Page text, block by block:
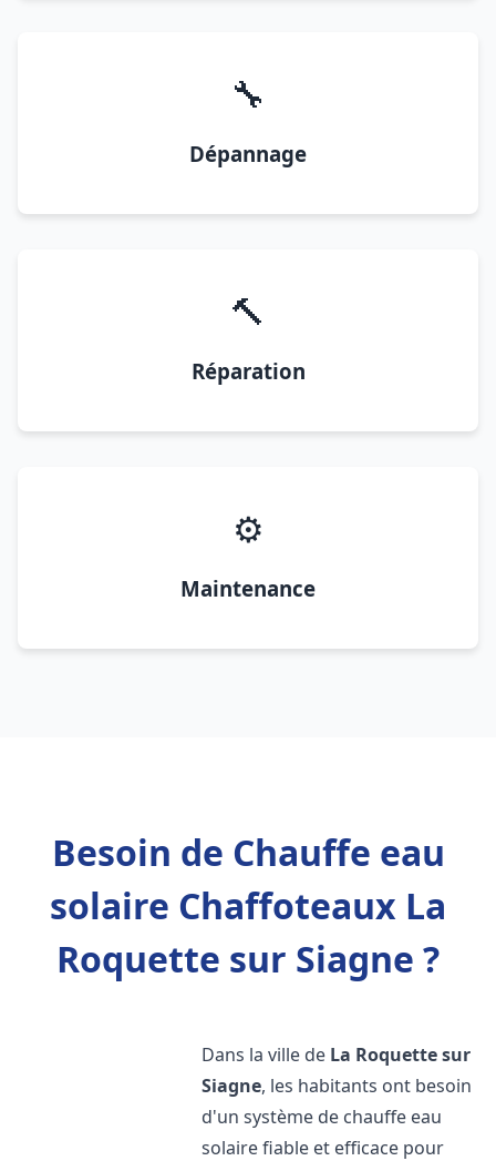
🔧
Dépannage
🔨
Réparation
⚙️
Maintenance
Besoin de Chauffe eau
solaire Chaffoteaux La
Roquette sur Siagne ?
Dans la ville de La Roquette sur
Siagne, les habitants ont besoin
d'un système de chauffe eau
solaire fiable et efficace pour